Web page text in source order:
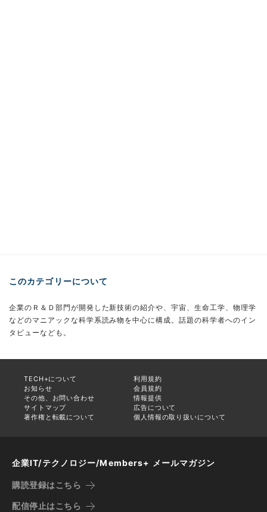
このカテゴリーについて
企業のＲ＆Ｄ部門が開発した新技術の紹介や、宇宙、生命工学、物理学
などのマニアックな科学系読み物を中心に構成。話題の科学者へのイン
タビューなども。
TECH+について
利用規約
お知らせ
会員規約
その他、お問い合わせ
情報提供
サイトマップ
広告について
著作権と転載について
個人情報の取り扱いについて
企業IT/テクノロジー/Members+ メールマガジン
購読登録はこちら
配信停止はこちら